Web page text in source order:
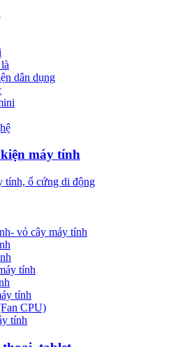
dân dụng
máy tính
tính, ổ cứng di động
vỏ cây máy tính
tính
tính
CPU)
tính